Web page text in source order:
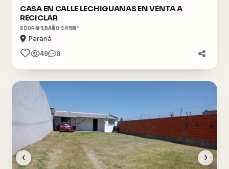
CASA EN CALLE LECHIGUANAS EN VENTA A
RECICLAR
2DORM 1BAÑO 145M²
Paraná
49 0
‹ ›